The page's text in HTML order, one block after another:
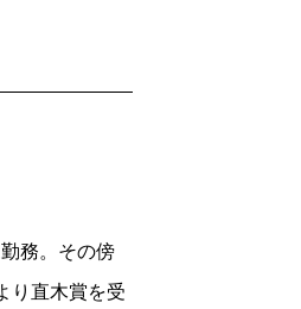
務。その傍
り直木賞を受